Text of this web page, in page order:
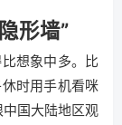
形墙”
想象中多。比
时用手机看咪
国大陆地区观